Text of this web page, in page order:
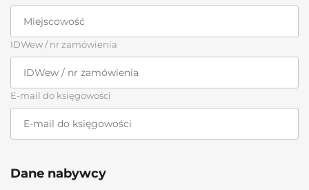
IDWew / nr zamówienia
E-mail do księgowości
Dane nabywcy